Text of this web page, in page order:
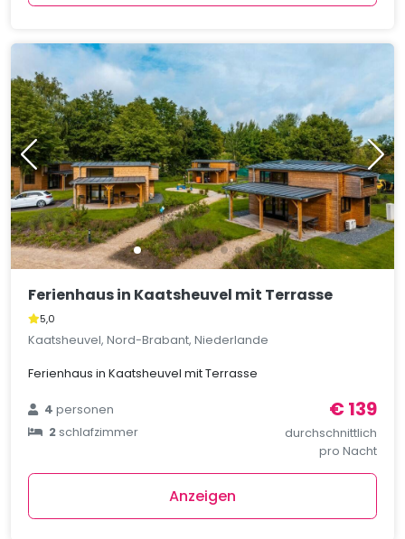
Ferienhaus in Kaatsheuvel mit Terrasse
5,0
Kaatsheuvel, Nord-Brabant, Niederlande
Ferienhaus in Kaatsheuvel mit Terrasse
4personen
2schlafzimmer
€ 139
durchschnittlich
pro Nacht
Anzeigen